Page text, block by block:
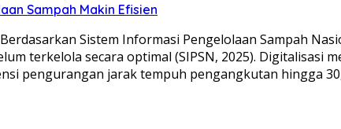
Sampah Makin Efisien
Sistem Informasi Pengelolaan Sampah
terkelola secara optimal (SIPSN, 2025). Digitalisasi
pengurangan jarak tempuh pengangkutan hingga